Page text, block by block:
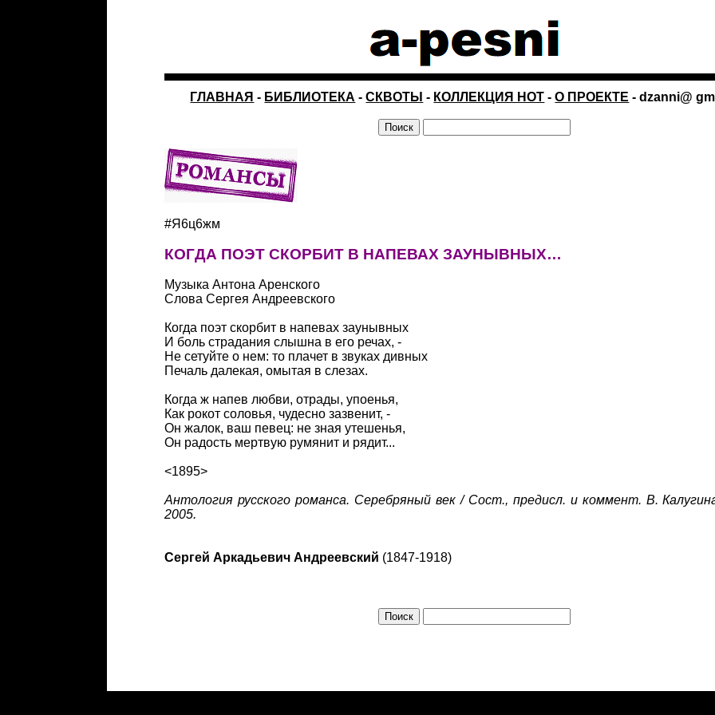
ГЛАВНАЯ - БИБЛИОТЕКА -СКВОТЫ - КОЛЛЕКЦИЯ НОТ -О ПРОЕКТЕ - dzanni@
#Я6ц6жм
КОГДА ПОЭТ СКОРБИТ В НАПЕВАХ ЗАУНЫВНЫХ…
Музыка Антона Аренского
Слова Сергея Андреевского
Когда поэт скорбит в напевах заунывных
И боль страдания слышна в его речах, -
Не сетуйте о нем: то плачет в звуках дивных
Печаль далекая, омытая в слезах.
Когда ж напев любви, отрады, упоенья,
Как рокот соловья, чудесно зазвенит, -
Он жалок, ваш певец: не зная утешенья,
Он радость мертвую румянит и рядит...
<1895>
Антология русского романса. Серебряный век / Сост., предисл. и коммент. В.
2005.
Сергей Аркадьевич Андреевский (1847-1918)